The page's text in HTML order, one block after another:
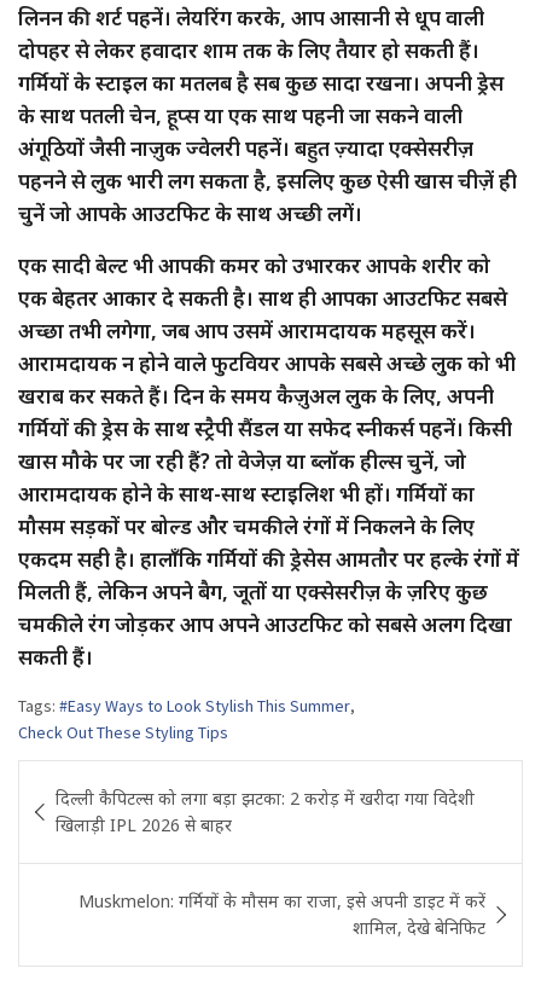
लिनन की शर्ट पहनें। लेयरिंग करके, आप आसानी से धूप वाली
दोपहर से लेकर हवादार शाम तक के लिए तैयार हो सकती हैं।
गर्मियों के स्टाइल का मतलब है सब कुछ सादा रखना। अपनी ड्रेस
के साथ पतली चेन, हूप्स या एक साथ पहनी जा सकने वाली
अंगूठियों जैसी नाज़ुक ज्वेलरी पहनें। बहुत ज़्यादा एक्सेसरीज़
पहनने से लुक भारी लग सकता है, इसलिए कुछ ऐसी खास चीज़ें ही
चुनें जो आपके आउटफिट के साथ अच्छी लगें।
एक सादी बेल्ट भी आपकी कमर को उभारकर आपके शरीर को
एक बेहतर आकार दे सकती है। साथ ही आपका आउटफिट सबसे
अच्छा तभी लगेगा, जब आप उसमें आरामदायक महसूस करें।
आरामदायक न होने वाले फुटवियर आपके सबसे अच्छे लुक को भी
खराब कर सकते हैं। दिन के समय कैज़ुअल लुक के लिए, अपनी
गर्मियों की ड्रेस के साथ स्ट्रैपी सैंडल या सफेद स्नीकर्स पहनें। किसी
खास मौके पर जा रही हैं? तो वेजेज़ या ब्लॉक हील्स चुनें, जो
आरामदायक होने के साथ-साथ स्टाइलिश भी हों। गर्मियों का
मौसम सड़कों पर बोल्ड और चमकीले रंगों में निकलने के लिए
एकदम सही है। हालाँकि गर्मियों की ड्रेसेस आमतौर पर हल्के रंगों में
मिलती हैं, लेकिन अपने बैग, जूतों या एक्सेसरीज़ के ज़रिए कुछ
चमकीले रंग जोड़कर आप अपने आउटफिट को सबसे अलग दिखा
सकती हैं।
Tags: #Easy Ways to Look Stylish This Summer,
Check Out These Styling Tips
navigation
दिल्ली कैपिटल्स को लगा बड़ा झटका: 2 करोड़ में खरीदा गया विदेशी
खिलाड़ी IPL 2026 से बाहर
Muskmelon: गर्मियों के मौसम का राजा, इसे अपनी डाइट में करें
शामिल, देखे बेनिफिट